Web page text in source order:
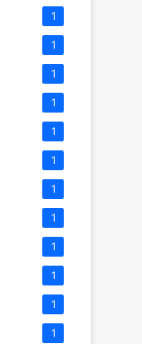
1
1
1
1
1
1
1
1
1
1
1
1